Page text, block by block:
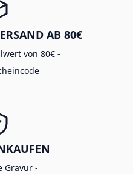
AB 80€
von 80€ -
Gravur -